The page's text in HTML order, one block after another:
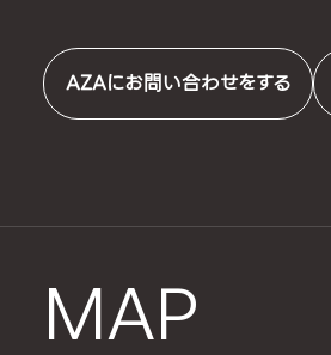
AZAにお問い合わせをする
MAP